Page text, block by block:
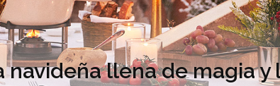
llena de magia y